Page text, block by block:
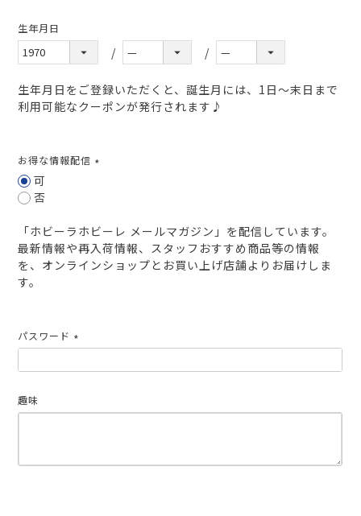
生年月日
生年月日をご登録いただくと、誕生月には、1日～末日まで
利用可能なクーポンが発行されます♪
お得な情報配信
可
否
「ホビーラホビーレ メールマガジン」を配信しています。
最新情報や再入荷情報、スタッフおすすめ商品等の情報
を、オンラインショップとお買い上げ店舗よりお届けしま
す。
パスワード
須)
趣味